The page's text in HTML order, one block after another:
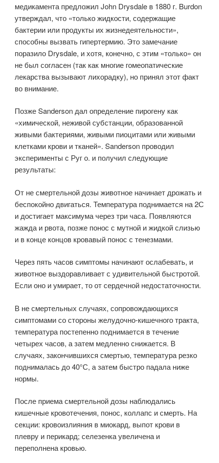
медикамента предложил John Drysdale в 1880 г. Burdon
утверждал, что «только жидкости, содержащие
бактерии или продукты их жизнедеятельности»,
способны вызвать гипертермию. Это замечание
поразило Drysdale, и хотя, конечно, с этим «только» он
не был согласен (так как многие гомеопатические
лекарства вызывают лихорадку), но принял этот факт
во внимание.
Позже Sanderson дал определение пирогену как
«химической, неживой субстанции, образованной
живыми бактериями, живыми пиоцитами или живыми
клетками крови и тканей». Sanderson проводил
эксперименты с Руг о. и получил следующие
результаты:
От не смертельной дозы животное начинает дрожать и
беспокойно двигаться. Температура поднимается на 2С
и достигает максимума через три часа. Появляются
жажда и рвота, позже понос с мутной и жидкой слизью
и в конце концов кровавый понос с тенезмами.
Через пять часов симптомы начинают ослабевать, и
животное выздоравливает с удивительной быстротой.
Если оно и умирает, то от сердечной недостаточности.
В не смертельных случаях, сопровождающихся
симптомами со стороны желудочно-кишечного тракта,
температура постепенно поднимается в течение
четырех часов, а затем медленно снижается. В
случаях, закончившихся смертью, температура резко
поднималась до 40°С, а затем быстро падала ниже
нормы.
После приема смертельной дозы наблюдались
кишечные кровотечения, понос, коллапс и смерть. На
секции: кровоизлияния в миокард, выпот крови в
плевру и перикард; селезенка увеличена и
переполнена кровью.